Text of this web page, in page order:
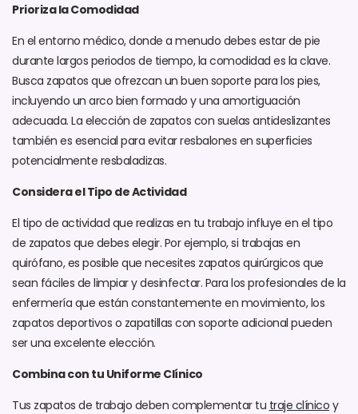
Prioriza la Comodidad
En el entorno médico, donde a menudo debes estar de pie
durante largos periodos de tiempo, la comodidad es la clave.
Busca zapatos que ofrezcan un buen soporte para los pies,
incluyendo un arco bien formado y una amortiguación
adecuada. La elección de zapatos con suelas antideslizantes
también es esencial para evitar resbalones en superficies
potencialmente resbaladizas.
Considera el Tipo de Actividad
El tipo de actividad que realizas en tu trabajo influye en el tipo
de zapatos que debes elegir. Por ejemplo, si trabajas en
quirófano, es posible que necesites zapatos quirúrgicos que
sean fáciles de limpiar y desinfectar. Para los profesionales de la
enfermería que están constantemente en movimiento, los
zapatos deportivos o zapatillas con soporte adicional pueden
ser una excelente elección.
Combina con tu Uniforme Clínico
Tus zapatos de trabajo deben complementar tu traje clínico y